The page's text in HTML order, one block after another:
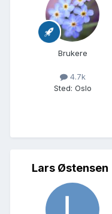
Brukere
4.7k
Sted: Oslo
Lars Østensen